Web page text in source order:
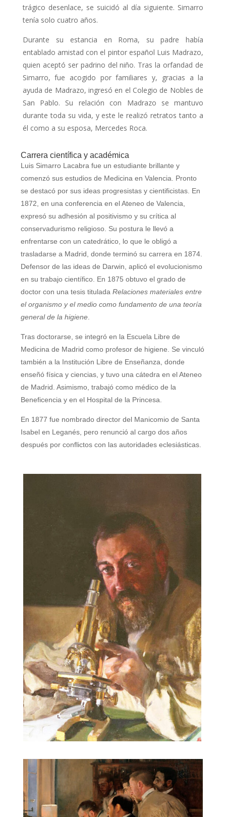
trágico desenlace, se suicidó al día siguiente. Simarro
tenía solo cuatro años.
Durante su estancia en Roma, su padre había
entablado amistad con el pintor español Luis Madrazo,
quien aceptó ser padrino del niño. Tras la orfandad de
Simarro, fue acogido por familiares y, gracias a la
ayuda de Madrazo, ingresó en el Colegio de Nobles de
San Pablo. Su relación con Madrazo se mantuvo
durante toda su vida, y este le realizó retratos tanto a
él como a su esposa, Mercedes Roca.
Carrera científica y académica
Luis Simarro Lacabra fue un estudiante brillante y
comenzó sus estudios de Medicina en Valencia. Pronto
se destacó por sus ideas progresistas y cientificistas. En
1872, en una conferencia en el Ateneo de Valencia,
expresó su adhesión al positivismo y su crítica al
conservadurismo religioso. Su postura le llevó a
enfrentarse con un catedrático, lo que le obligó a
trasladarse a Madrid, donde terminó su carrera en 1874.
Defensor de las ideas de Darwin, aplicó el evolucionismo
en su trabajo científico. En 1875 obtuvo el grado de
doctor con una tesis titulada Relaciones materiales entre
el organismo y el medio como fundamento de una teoría
general de la higiene.
Tras doctorarse, se integró en la Escuela Libre de
Medicina de Madrid como profesor de higiene. Se vinculó
también a la Institución Libre de Enseñanza, donde
enseñó física y ciencias, y tuvo una cátedra en el Ateneo
de Madrid. Asimismo, trabajó como médico de la
Beneficencia y en el Hospital de la Princesa.
En 1877 fue nombrado director del Manicomio de Santa
Isabel en Leganés, pero renunció al cargo dos años
después por conflictos con las autoridades eclesiásticas.